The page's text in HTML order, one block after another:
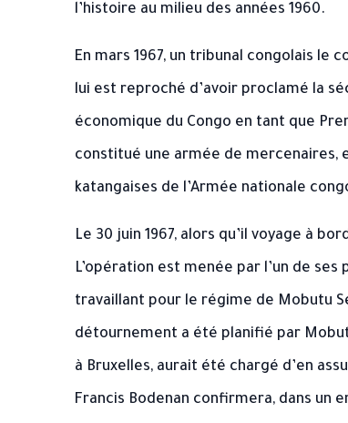
l’histoire au milieu des années 1960.
En mars 1967, un tribunal congolais
lui est reproché d’avoir proclamé la
économique du Congo en tant que
constitué une armée de mercenaires,
katangaises de l’Armée nationale
Le 30 juin 1967, alors qu’il voyage à
L’opération est menée par l’un de
travaillant pour le régime de Mobutu
détournement a été planifié par
à Bruxelles, aurait été chargé d’en
Francis Bodenan confirmera, dans un